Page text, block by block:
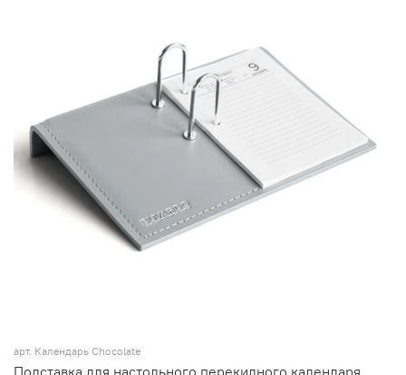
арт. Календарь Chocolate
Подставка для настольного перекидного календаря